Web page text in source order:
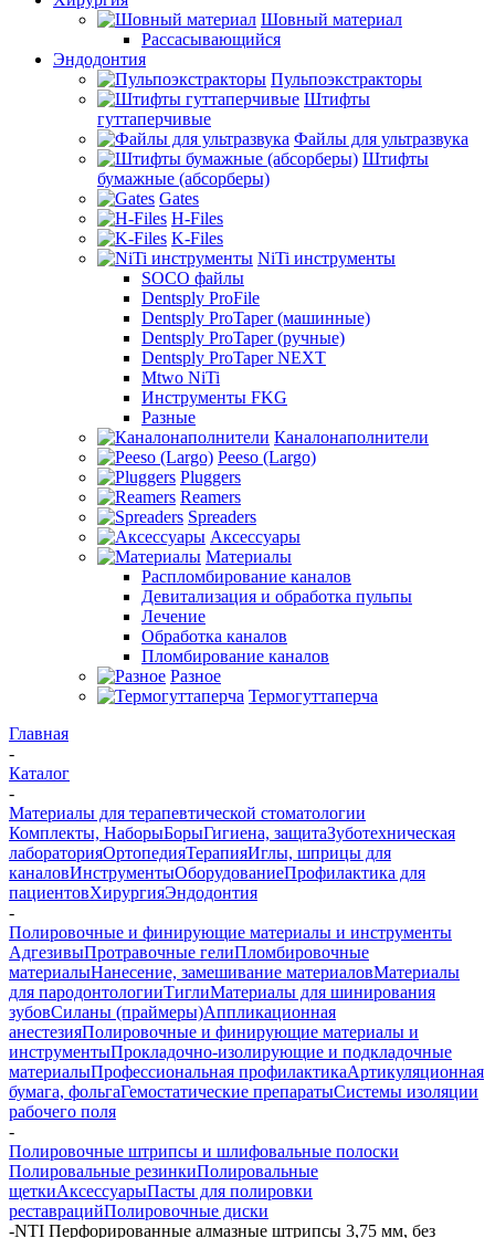
Шовный материал
Рассасывающийся
Эндодонтия
Пульпоэкстракторы
Штифты
гуттаперчивые
Файлы для ультразвука
Штифты
бумажные (абсорберы)
Gates
H-Files
K-Files
NiTi инструменты
SOCO файлы
Dentsply ProFile
Dentsply ProTaper (машинные)
Dentsply ProTaper (ручные)
Dentsply ProTaper NEXT
Mtwo NiTi
Инструменты FKG
Разные
Каналонаполнители
Peeso (Largo)
Pluggers
Reamers
Spreaders
Аксессуары
Материалы
Распломбирование каналов
Девитализация и обработка пульпы
Лечение
Обработка каналов
Пломбирование каналов
Разное
Термогуттаперча
Главная
-
Каталог
-
Материалы для терапевтической стоматологии
Комплекты, НаборыБорыГигиена, защитаЗуботехническая
лабораторияОртопедияТерапияИглы, шприцы для
каналовИнструментыОборудованиеПрофилактика для
пациентовХирургияЭндодонтия
-
Полировочные и финирующие материалы и инструменты
АдгезивыПротравочные гелиПломбировочные
материалыНанесение, замешивание материаловМатериалы
для пародонтологииТиглиМатериалы для шинирования
зубовСиланы (праймеры)Аппликационная
анестезияПолировочные и финирующие материалы и
инструментыПрокладочно-изолирующие и подкладочные
материалыПрофессиональная профилактикаАртикуляционная
бумага, фольгаГемостатические препаратыСистемы изоляции
рабочего поля
-
Полировочные штрипсы и шлифовальные полоски
Полировальные резинкиПолировальные
щеткиАксессуарыПасты для полировки
реставрацийПолировочные диски
-NTI Перфорированные алмазные штрипсы 3,75 мм, без